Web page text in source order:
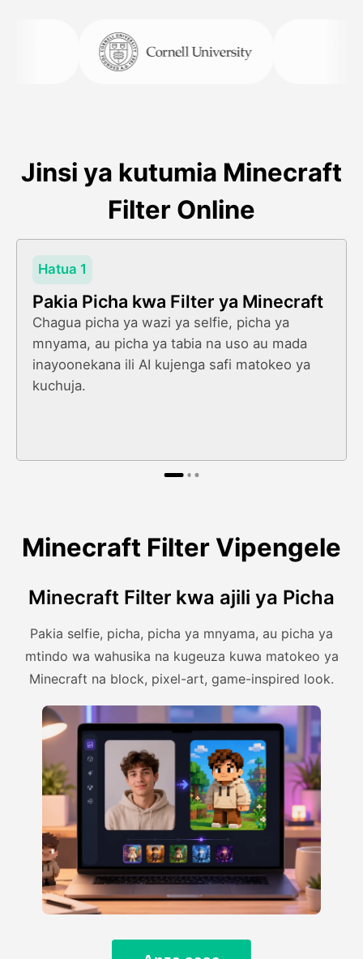
Jinsi ya kutumia Minecraft
Filter Online
Hatua 1
Pakia Picha kwa Filter ya Minecraft
Chagua picha ya wazi ya selfie, picha ya
mnyama, au picha ya tabia na uso au mada
inayoonekana ili AI kujenga safi matokeo ya
kuchuja.
Minecraft Filter Vipengele
Minecraft Filter kwa ajili ya Picha
Pakia selfie, picha, picha ya mnyama, au picha ya
mtindo wa wahusika na kugeuza kuwa matokeo ya
Minecraft na block, pixel-art, game-inspired look.